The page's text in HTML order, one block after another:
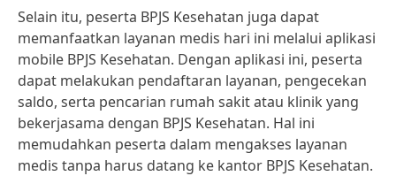
Selain itu, peserta BPJS Kesehatan juga dapat
memanfaatkan layanan medis hari ini melalui aplikasi
mobile BPJS Kesehatan. Dengan aplikasi ini, peserta
dapat melakukan pendaftaran layanan, pengecekan
saldo, serta pencarian rumah sakit atau klinik yang
bekerjasama dengan BPJS Kesehatan. Hal ini
memudahkan peserta dalam mengakses layanan
medis tanpa harus datang ke kantor BPJS Kesehatan.